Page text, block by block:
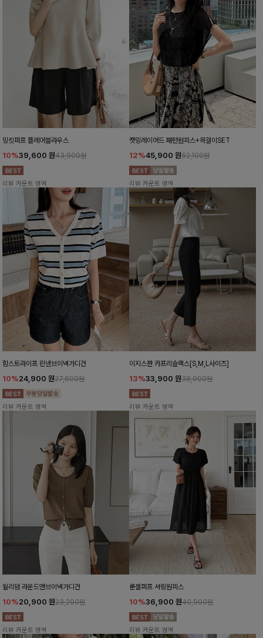
밍킷퍼프 플레어블라우스
10%39,600 원43,900원
리뷰 카운트 영역
캣밍레이어드 패턴원피스+목걸이SET
12%45,900 원52,100원
리뷰 카운트 영역
함스트라이프 린넨브이넥가디건
10%24,900 원27,600원
리뷰 카운트 영역
이지스판 카프리슬랙스[S,M,L사이즈]
13%33,900 원38,900원
리뷰 카운트 영역
윌리덤 라운드앤브이넥가디건
10%20,900 원23,200원
리뷰 카운트 영역
룬셀퍼프 셔링원피스
10%36,900 원40,900원
리뷰 카운트 영역